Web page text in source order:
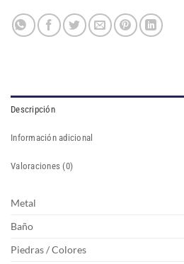
Descripción
Información adicional
Valoraciones (0)
Metal
Baño
Piedras / Colores